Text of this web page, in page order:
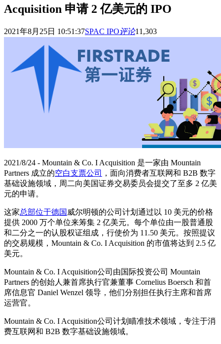
Acquisition 申请 2 亿美元的 IPO
2021年8月25日 10:51:37SPAC IPO评论11,303
2021/8/24 - Mountain & Co. I Acquisition 是一家由 Mountain
Partners 成立的空白支票公司
，面向消费者互联网和 B2B 数字
基础设施领域，周二向美国证券交易委员会提交了至多 2 亿美
元的申请。
这家总部位于德国 威尔明顿的公司计划通过以 10 美元的价格
提供 2000 万个单位来筹集 2 亿美元。每个单位由一股普通股
和二分之一的认股权证组成，行使价为 11.50 美元。按照提议
的交易规模，Mountain & Co. I Acquisition 的市值将达到 2.5 亿
美元。
Mountain & Co. I Acquisition公司由国际投资公司 Mountain
Partners 的创始人兼首席执行官兼董事 Cornelius Boersch 和首
席信息官 Daniel Wenzel 领导，他们分别担任执行主席和首席
运营官。
Mountain & Co. I Acquisition公司计划瞄准技术领域，专注于消
费互联网和 B2B 数字基础设施领域。